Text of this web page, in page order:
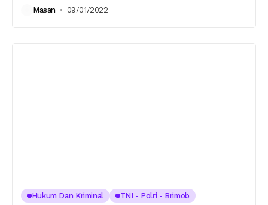
Masan 09/01/2022
Hukum Dan Kriminal TNI - Polri - Brimob